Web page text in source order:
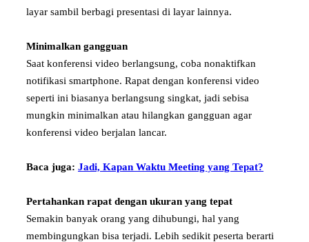
layar sambil berbagi presentasi di layar lainnya.
Minimalkan gangguan
Saat konferensi video berlangsung, coba nonaktifkan
notifikasi smartphone. Rapat dengan konferensi video
seperti ini biasanya berlangsung singkat, jadi sebisa
mungkin minimalkan atau hilangkan gangguan agar
konferensi video berjalan lancar.
Baca juga: Jadi, Kapan Waktu Meeting yang Tepat?
Pertahankan rapat dengan ukuran yang tepat
Semakin banyak orang yang dihubungi, hal yang
membingungkan bisa terjadi. Lebih sedikit peserta berarti